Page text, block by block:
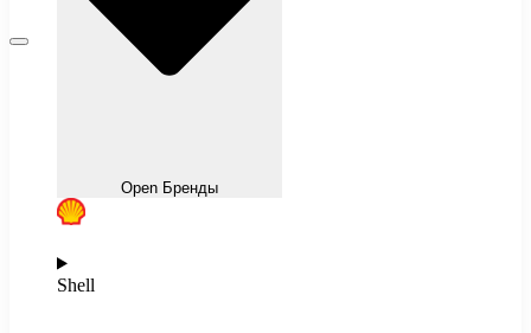
Open Бренды
Shell